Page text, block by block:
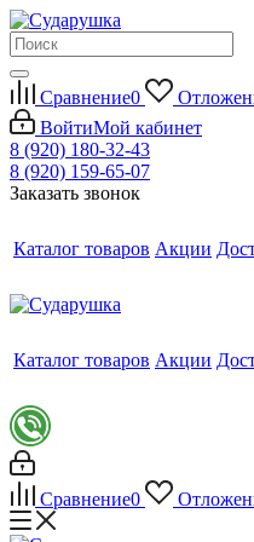
Сравнение0
ВойтиМой кабинет
8 (920) 180-32-43
8 (920) 159-65-07
Заказать звонок
Каталог товаров Акции
Каталог товаров Акции
Сравнение0